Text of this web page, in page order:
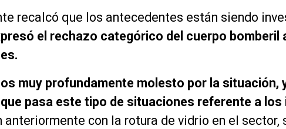
recalcó que los antecedentes están siendo
el rechazo categórico del cuerpo bomberil
muy profundamente molesto por la situación,
pasa este tipo de situaciones referente a los
anteriormente con la rotura de vidrio en el sector,